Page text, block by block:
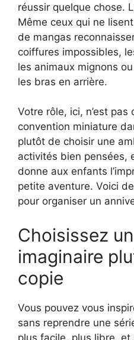
réussir quelque chose.
Même ceux qui ne
de mangas
coiffures impossibles,
les animaux mignons
les bras en arrière.
Votre rôle, ici, n’est pas
convention miniature
plutôt de choisir une
activités bien pensées,
donne aux enfants
petite aventure. Voici
pour organiser un
Choisissez
imaginaire
copie
Vous pouvez vous
sans reprendre une
plus facile, plus libre, et